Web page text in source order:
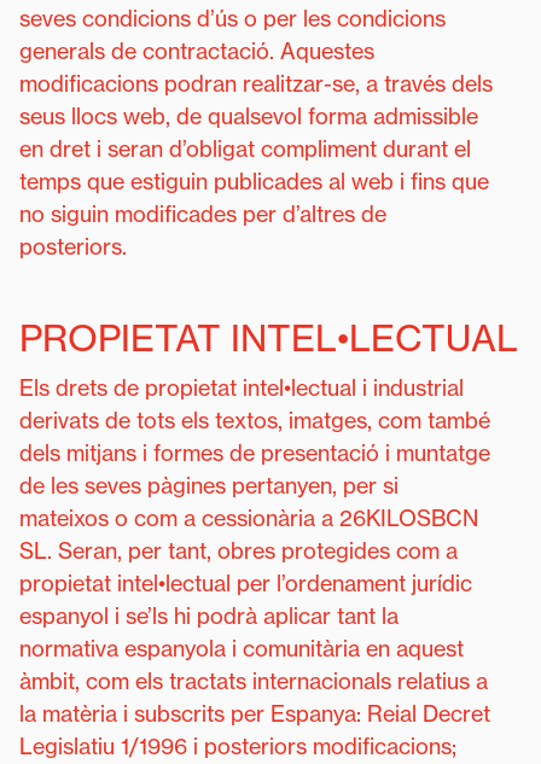
seves condicions d’ús o per les condicions
generals de contractació. Aquestes
modificacions podran realitzar-se, a través dels
seus llocs web, de qualsevol forma admissible
en dret i seran d’obligat compliment durant el
temps que estiguin publicades al web i fins que
no siguin modificades per d’altres de
posteriors.
PROPIETAT INTEL•LECTUAL
Els drets de propietat intel•lectual i industrial
derivats de tots els textos, imatges, com també
dels mitjans i formes de presentació i muntatge
de les seves pàgines pertanyen, per si
mateixos o com a cessionària a 26KILOSBCN
SL. Seran, per tant, obres protegides com a
propietat intel•lectual per l’ordenament jurídic
espanyol i se’ls hi podrà aplicar tant la
normativa espanyola i comunitària en aquest
àmbit, com els tractats internacionals relatius a
la matèria i subscrits per Espanya: Reial Decret
Legislatiu 1/1996 i posteriors modificacions;